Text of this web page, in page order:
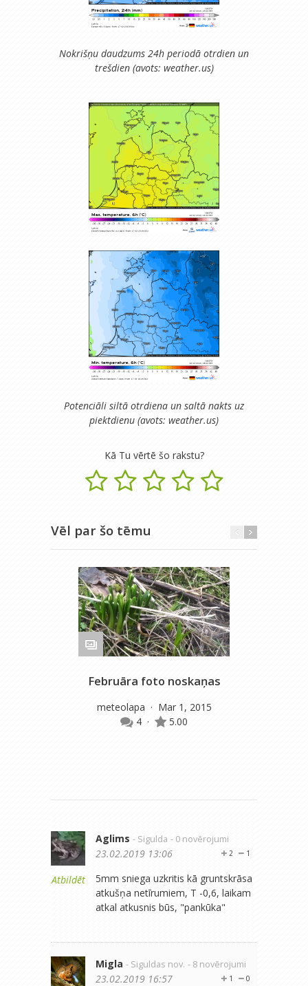
Nokrišņu daudzums 24h periodā otrdien un
trešdien (avots: weather.us)
Potenciāli siltā otrdiena un saltā nakts uz
piektdienu (avots: weather.us)
Kā Tu vērtē šo rakstu?
Vēl par šo tēmu
Februāra foto noskaņas
meteolapa · Mar 1, 2015
4 · 5.00
Atbildēt
Aglims - Sigulda - 0 novērojumi
1
2
23.02.2019 13:06
5mm sniega uzkritis kā gruntskrāsa
atkušņa netīrumiem, T -0,6, laikam
atkal atkusnis būs, "pankūka"
Migla - Siguldas nov. - 8 novērojumi
0
1
23.02.2019 16:57